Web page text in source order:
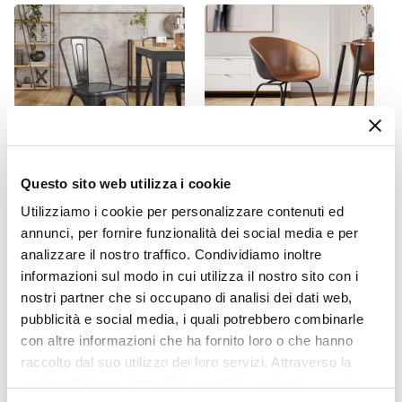
Questo sito web utilizza i cookie
Utilizziamo i cookie per personalizzare contenuti ed
annunci, per fornire funzionalità dei social media e per
analizzare il nostro traffico. Condividiamo inoltre
informazioni sul modo in cui utilizza il nostro sito con i
nostri partner che si occupano di analisi dei dati web,
pubblicità e social media, i quali potrebbero combinarle
con altre informazioni che ha fornito loro o che hanno
raccolto dal suo utilizzo dei loro servizi. Attraverso la
Altezza
77 cm
Forma
Rettangolare
Nero
Materiale Piano
Legno
Materiale Gambe
Acciaio
Spessore Piano
50 mm
Assemblato
Sedia impilabile stile
industrial in metallo nero -
Farley
€ 32,00
Sedia in similpelle marrone
e nero con gambe in
metallo - Zayra
€ 83,00